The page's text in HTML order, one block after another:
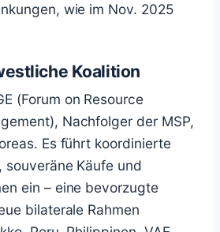
wie im Nov. 2025
Koalition
(Forum on Resource
Nachfolger der MSP,
Es führt koordinierte
souveräne Käufe und
ein – eine bevorzugte
bilaterale Rahmen